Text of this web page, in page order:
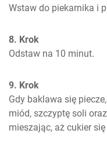
Wstaw do piekarnika i
8. Krok
Odstaw na 10 minut.
9. Krok
Gdy baklawa się
miód, szczyptę soli
mieszając, aż cukier